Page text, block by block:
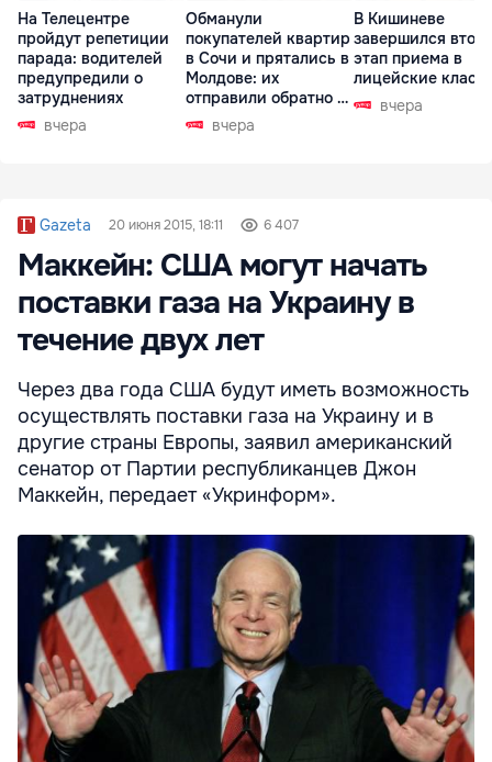
На Телецентре
пройдут репетиции
парада: водителей
предупредили о
затруднениях
вчера
Обманули
покупателей квартир
в Сочи и прятались в
Молдове: их
отправили обратно в
РФ вчера
В Кишиневе
завершился
этап приема в
лицейские
вчера
Gazeta 20 июня 2015, 18:11 6 407
Маккейн: США могут начать
поставки газа на Украину в
течение двух лет
Через два года США будут иметь возможность
осуществлять поставки газа на Украину и в
другие страны Европы, заявил американский
сенатор от Партии республиканцев Джон
Маккейн, передает «Укринформ».